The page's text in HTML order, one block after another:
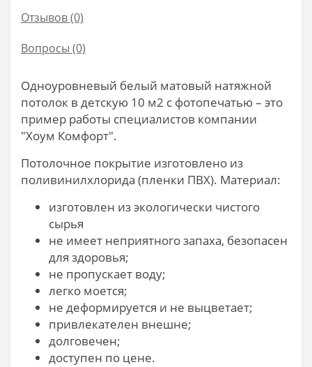
Отзывов (0)
Вопросы (0)
Одноуровневый белый матовый натяжной
потолок в детскую 10 м2 с фотопечатью – это
пример работы специалистов компании
"Хоум Комфорт".
Потолочное покрытие изготовлено из
поливинилхлорида (пленки ПВХ). Материал:
изготовлен из экологически чистого
сырья
не имеет неприятного запаха, безопасен
для здоровья;
не пропускает воду;
легко моется;
не деформируется и не выцветает;
привлекателен внешне;
долговечен;
доступен по цене.